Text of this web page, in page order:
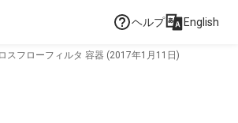
ヘルプ English
スフローフィルタ 容器 (2017年1月11日)